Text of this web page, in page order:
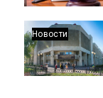
Новости